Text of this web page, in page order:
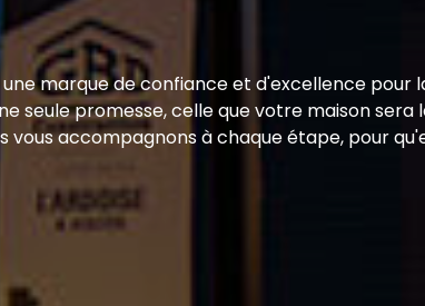
marque de confiance et d'excellence pour
seule promesse, celle que votre maison
vous accompagnons à chaque étape, pour